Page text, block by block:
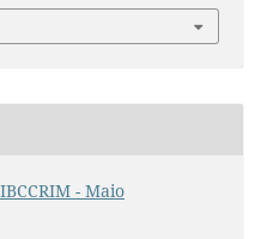
- Maio